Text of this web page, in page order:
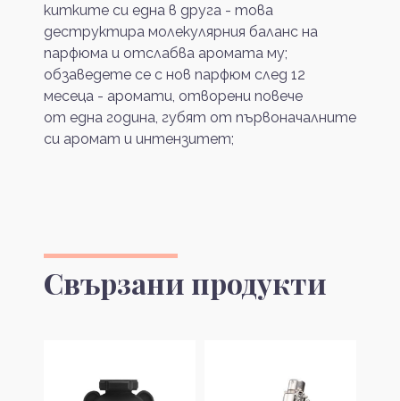
китките си една в друга - това
деструктира молекулярния баланс на
парфюма и отслабва аромата му;
обзаведете се с нов парфюм след 12
месеца - аромати, отворени повече
от една година, губят от първоначалните
си аромат и интензитет;
Свързани продукти